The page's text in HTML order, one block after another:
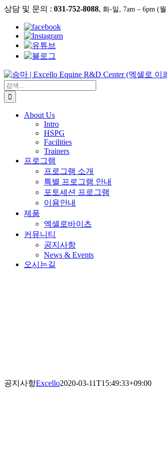
콘
뛰
기
상담 및 문의 : 031-752-8088, 화-일, 7am – 6pm (
검
색:
About Us
Intro
HSPG
Facilities
Trainers
프로그램
프로그램 소개
특별 프로그램 안내
포토세션 프로그램
이용안내
제품
엑셀로바이츠
커뮤니티
공지사항
News & Events
오시는길
공지사항Excello2020-03-11T15:49:33+09:00